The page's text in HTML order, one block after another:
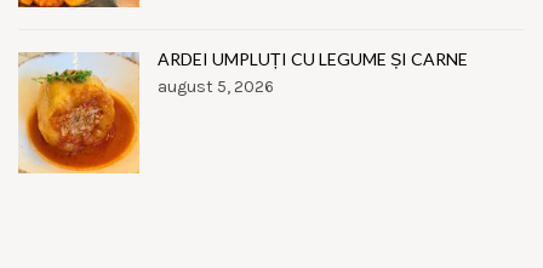
ARDEI UMPLUȚI CU LEGUME ȘI CARNE
august 5, 2026